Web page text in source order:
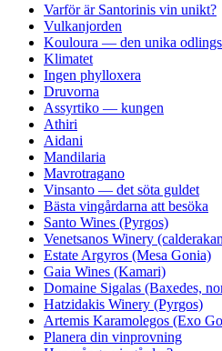
Varför är Santorinis vin unikt?
Vulkanjorden
Kouloura — den unika
Klimatet
Ingen phylloxera
Druvorna
Assyrtiko — kungen
Athiri
Aidani
Mandilaria
Mavrotragano
Vinsanto — det söta guldet
Bästa vingårdarna att besöka
Santo Wines (Pyrgos)
Venetsanos Winery
Estate Argyros (Mesa Gonia)
Gaia Wines (Kamari)
Domaine Sigalas (Baxedes,
Hatzidakis Winery (Pyrgos)
Artemis Karamolegos (Exo
Planera din vinprovning